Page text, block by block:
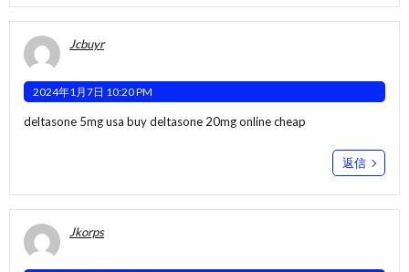
Jcbuyr
2024年1月7日 10:20 PM
deltasone 5mg usa buy deltasone 20mg online cheap
返信
Jkorps